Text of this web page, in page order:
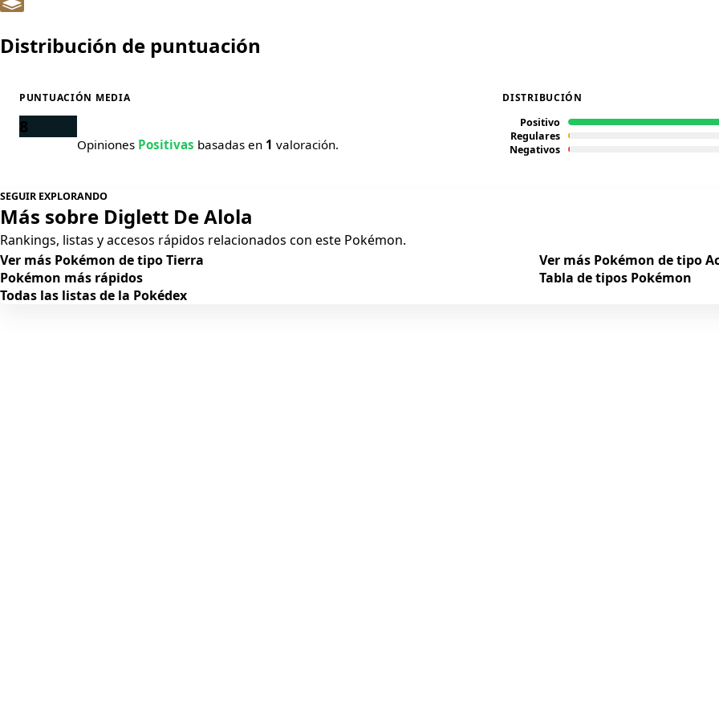
Distribución de puntuación
PUNTUACIÓN MEDIA
8
Opiniones Positivas basadas en 1 valoración.
DISTRIBUCIÓN
Positivo
Regulares
Negativos
SEGUIR EXPLORANDO
Más sobre Diglett De Alola
Rankings, listas y accesos rápidos relacionados con este Pokémon.
Ver más Pokémon de tipo Tierra
Ver más Pokémon de tipo
Pokémon más rápidos
Tabla de tipos Pokémon
Todas las listas de la Pokédex